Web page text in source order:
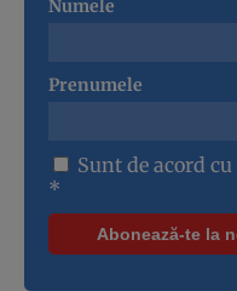
Numele
Prenumele
Sunt de acord cu
*